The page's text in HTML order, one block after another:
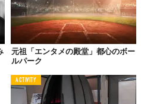
と広いはずだ。
元祖「エンタメの殿堂」都心のボー
ルパーク
ACTIVITY